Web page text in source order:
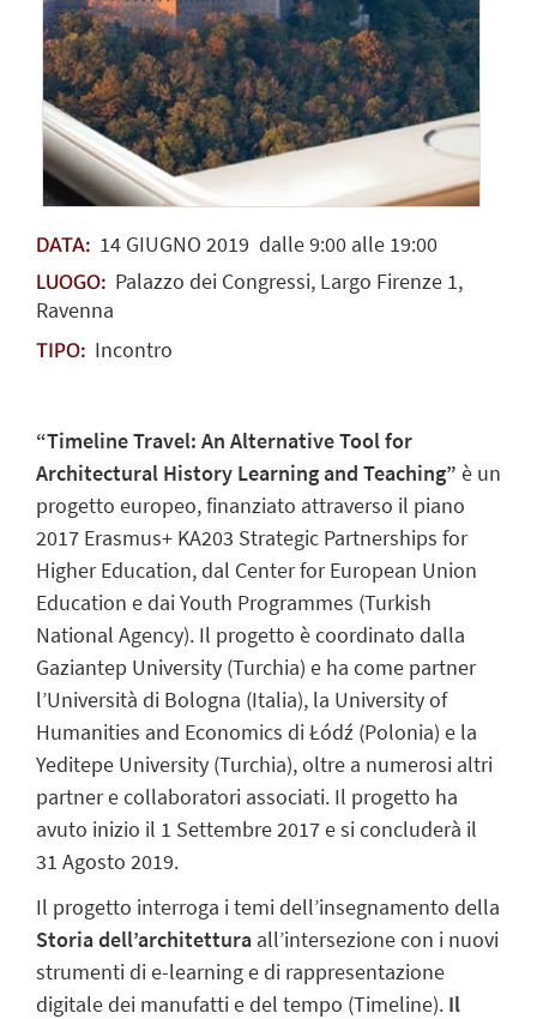
DATA: 14GIUGNO 2019 dalle 9:00 alle 19:00
LUOGO: Palazzo dei Congressi, Largo Firenze 1,
Ravenna
TIPO: Incontro
“Timeline Travel: An Alternative Tool for
Architectural History Learning and Teaching” è un
progetto europeo, finanziato attraverso il piano
2017 Erasmus+ KA203 Strategic Partnerships for
Higher Education, dal Center for European Union
Education e dai Youth Programmes (Turkish
National Agency). Il progetto è coordinato dalla
Gaziantep University (Turchia) e ha come partner
l’Università di Bologna (Italia), la University of
Humanities and Economics di Łódź (Polonia) e la
Yeditepe University (Turchia), oltre a numerosi altri
partner e collaboratori associati. Il progetto ha
avuto inizio il 1 Settembre 2017 e si concluderà il
31 Agosto 2019.
Il progetto interroga i temi dell’insegnamento della
Storia dell’architettura all’intersezione con i nuovi
strumenti di e-learning e di rappresentazione
digitale dei manufatti e del tempo (Timeline). Il